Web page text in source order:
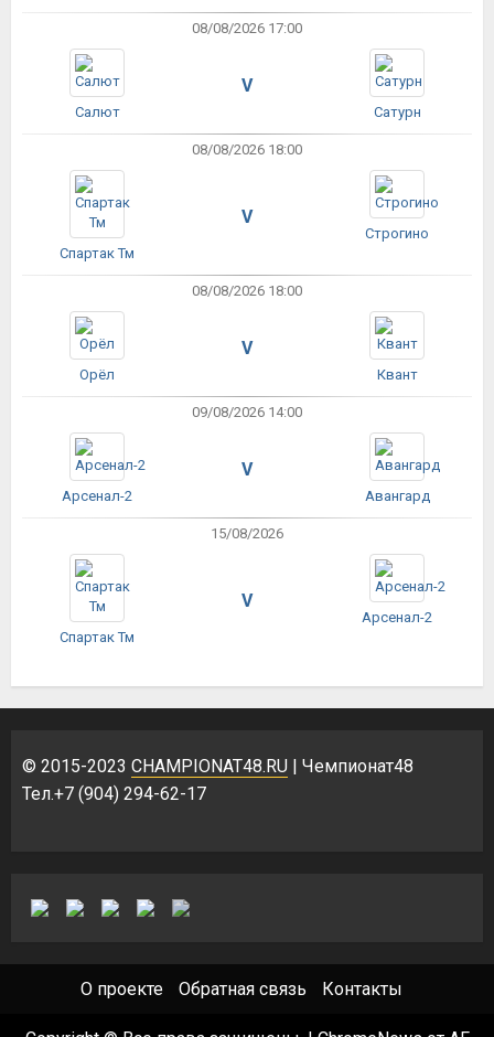
08/08/2026 17:00
Салют
V
Сатурн
08/08/2026 18:00
Спартак Тм
V
Строгино
08/08/2026 18:00
Орёл
V
Квант
09/08/2026 14:00
Арсенал-2
V
Авангард
15/08/2026
Спартак Тм
V
Арсенал-2
© 2015-2023 CHAMPIONAT48.RU | Чемпионат48
Тел.+7 (904) 294-62-17
О проекте Обратная связь Контакты